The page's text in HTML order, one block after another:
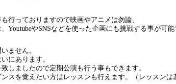
行っておりますので映画やアニメは勿論、
やSNSなどを使った企画にも挑戦する事が可能
ません。
にあります。
しましたので定期公演も行う事もできます。
スを覚えたい方はレッスンも行えます。（レッスンは